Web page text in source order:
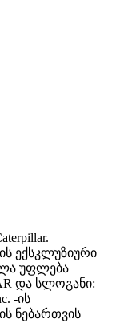
ექსკლუზიური
უფლება
და სლოგანი:
-ის
ნებართვის